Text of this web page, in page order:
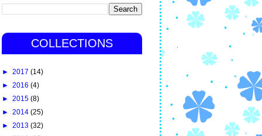
COLLECTIONS
► 2017 (14)
► 2016 (4)
► 2015 (8)
► 2014 (25)
► 2013 (32)